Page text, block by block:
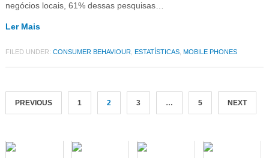
negócios locais, 61% dessas pesquisas…
Ler Mais
FILED UNDER: CONSUMER BEHAVIOUR, ESTATÍSTICAS, MOBILE PHONES
PREVIOUS 1 2 3 … 5 NEXT